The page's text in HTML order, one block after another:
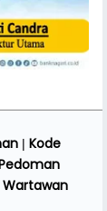
| Kode
Wartawan